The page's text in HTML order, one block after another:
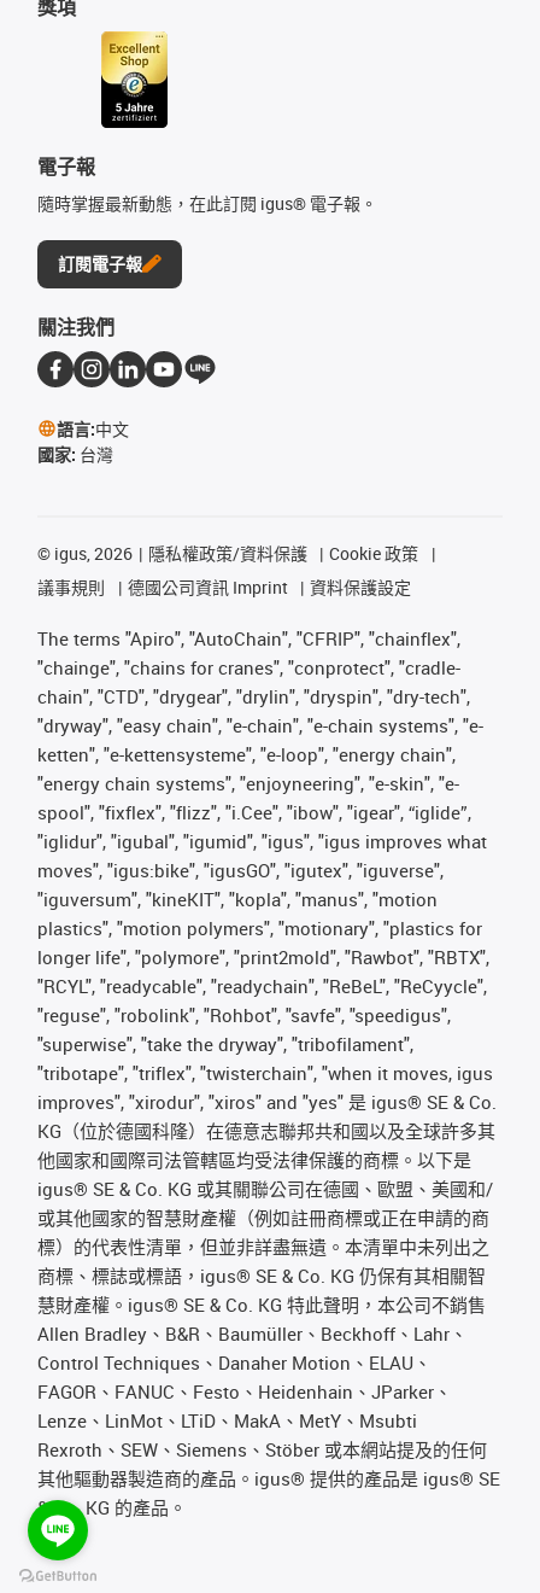
獎項
電子報
隨時掌握最新動態，在此訂閱 igus® 電子報。
訂閱電子報
關注我們
語言:中文
國家: 台灣
© igus, 2026 隱私權政策/資料保護
Cookie 政策
議事規則
德國公司資訊 Imprint 資料保護設定
The terms "Apiro", "AutoChain", "CFRIP", "chainflex",
"chainge", "chains for cranes", "conprotect", "cradle-
chain", "CTD", "drygear", "drylin", "dryspin", "dry-tech",
"dryway", "easy chain", "e-chain", "e-chain systems", "e-
ketten", "e-kettensysteme", "e-loop", "energy chain",
"energy chain systems", "enjoyneering", "e-skin", "e-
spool", "fixflex", "flizz", "i.Cee", "ibow", "igear", “iglide”,
"iglidur", "igubal", "igumid", "igus", "igus improves what
moves", "igus:bike", "igusGO", "igutex", "iguverse",
"iguversum", "kineKIT", "kopla", "manus", "motion
plastics", "motion polymers", "motionary", "plastics for
longer life", "polymore", "print2mold", "Rawbot", "RBTX",
"RCYL", "readycable", "readychain", "ReBeL", "ReCyycle",
"reguse", "robolink", "Rohbot", "savfe", "speedigus",
"superwise", "take the dryway", "tribofilament",
"tribotape", "triflex", "twisterchain", "when it moves, igus
improves", "xirodur", "xiros" and "yes" 是 igus® SE & Co.
KG（位於德國科隆）在德意志聯邦共和國以及全球許多其
他國家和國際司法管轄區均受法律保護的商標。以下是
igus® SE & Co. KG 或其關聯公司在德國、歐盟、美國和/
或其他國家的智慧財產權（例如註冊商標或正在申請的商
標）的代表性清單，但並非詳盡無遺。本清單中未列出之
商標、標誌或標語，igus® SE & Co. KG 仍保有其相關智
慧財產權。igus® SE & Co. KG 特此聲明，本公司不銷售
Allen Bradley、B&R、Baumüller、Beckhoff、Lahr、
Control Techniques、Danaher Motion、ELAU、
FAGOR、FANUC、Festo、Heidenhain、JParker、
Lenze、LinMot、LTiD、MakA、MetY、Msubti
Rexroth、SEW、Siemens、Stöber 或本網站提及的任何
其他驅動器製造商的產品。igus® 提供的產品是 igus® SE
& Co. KG 的產品。